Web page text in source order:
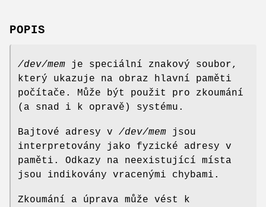
POPIS
/dev/mem je speciální znakový soubor,
který ukazuje na obraz hlavní paměti
počítače. Může být použit pro zkoumání
(a snad i k opravě) systému.
Bajtové adresy v /dev/mem jsou
interpretovány jako fyzické adresy v
paměti. Odkazy na neexistující místa
jsou indikovány vracenými chybami.
Zkoumání a úprava může vést k